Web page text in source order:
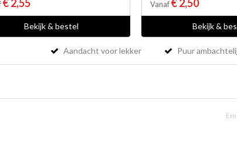
€ 2,55
Bekijk & bestel
Vanaf € 2,50
Bekijk &
Aandacht voor lekker Puur